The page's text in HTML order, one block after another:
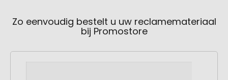
Zo eenvoudig bestelt u uw reclamemateriaal
bij Promostore